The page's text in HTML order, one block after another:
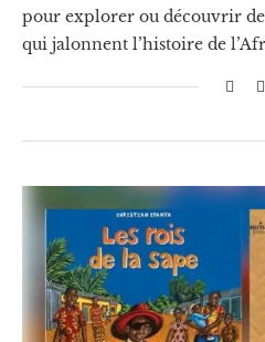
pour explorer ou découvrir
qui jalonnent l’histoire de